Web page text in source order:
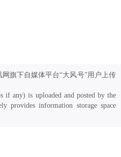
旗下自媒体平台“大风号”用户上传
if any) is uploaded and posted by the
provides information storage space